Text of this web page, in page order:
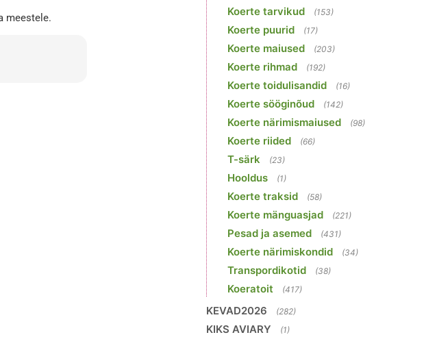
meestele. Koerte tarvikud (153)
Koerte puurid (17)
Koerte maiused (203)
Koerte rihmad (192)
Koerte toidulisandid (16)
Koerte sööginõud (142)
Koerte närimismaiused (98)
Koerte riided (66)
T-särk (23)
Hooldus (1)
Koerte traksid (58)
Koerte mänguasjad (221)
Pesad ja asemed (431)
Koerte närimiskondid (34)
Transpordikotid (38)
Koeratoit (417)
KEVAD2026 (282)
KIKS AVIARY (1)